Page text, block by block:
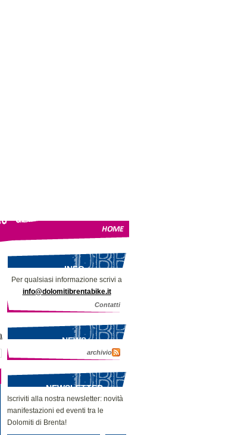
INFO
Per qualsiasi informazione scrivi a
info@dolomitibrentabike.it
Contatti
NEWS
archivio
NEWSLETTER
Iscriviti alla nostra newsletter: novità
manifestazioni ed eventi tra le
Dolomiti di Brenta!